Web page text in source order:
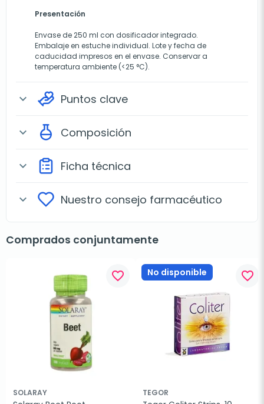
Presentación
Envase de 250 ml con dosificador integrado.
Embalaje en estuche individual. Lote y fecha de
caducidad impresos en el envase. Conservar a
temperatura ambiente (<25 °C).
expand_more Puntos clave
expand_more Composición
expand_more Ficha técnica
expand_more Nuestro consejo farmacéutico
Comprados conjuntamente
favorite_border
SOLARAY
No disponible favorite_border
TEGOR